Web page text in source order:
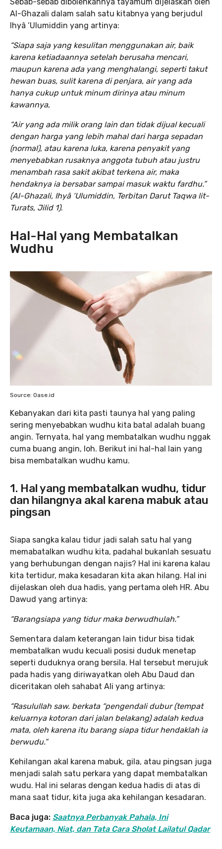
Al-Ghazali dalam salah satu kitabnya yang berjudul
Ihyâ ‘Ulumiddin yang artinya:
“Siapa saja yang kesulitan menggunakan air, baik
karena ketiadaannya setelah berusaha mencari,
maupun karena ada yang menghalangi, seperti takut
hewan buas, sulit karena di penjara, air yang ada
hanya cukup untuk minum dirinya atau minum
kawannya,
“Air yang ada milik orang lain dan tidak dijual kecuali
dengan harga yang lebih mahal dari harga sepadan
(normal), atau karena luka, karena penyakit yang
menyebabkan rusaknya anggota tubuh atau justru
menambah rasa sakit akibat terkena air, maka
hendaknya ia bersabar sampai masuk waktu fardhu.”
(Al-Ghazali, Ihyâ ‘Ulumiddin, Terbitan Darut Taqwa lit-
Turats, Jilid 1).
Hal-Hal yang Membatalkan
Wudhu
Source: Oase.id
Kebanyakan dari kita pasti taunya hal yang paling
sering menyebabkan wudhu kita batal adalah buang
angin. Ternyata, hal yang membatalkan wudhu nggak
cuma buang angin, loh. Berikut ini hal-hal lain yang
bisa membatalkan wudhu kamu.
1. Hal yang membatalkan wudhu, tidur
dan hilangnya akal karena mabuk atau
pingsan
Siapa sangka kalau tidur jadi salah satu hal yang
memabatalkan wudhu kita, padahal bukanlah sesuatu
yang berhubungan dengan najis? Hal ini karena kalau
kita tertidur, maka kesadaran kita akan hilang. Hal ini
dijelaskan oleh dua hadis, yang pertama oleh HR. Abu
Dawud yang artinya:
“Barangsiapa yang tidur maka berwudhulah.”
Sementara dalam keterangan lain tidur bisa tidak
membatalkan wudu kecuali posisi duduk menetap
seperti duduknya orang bersila. Hal tersebut merujuk
pada hadis yang diriwayatkan oleh Abu Daud dan
diceritakan oleh sahabat Ali yang artinya:
“Rasulullah saw. berkata “pengendali dubur (tempat
keluarnya kotoran dari jalan belakang) adalah kedua
mata, oleh karena itu barang siapa tidur hendaklah ia
berwudu.”
Kehilangan akal karena mabuk, gila, atau pingsan juga
menjadi salah satu perkara yang dapat membatalkan
wudu. Hal ini selaras dengan kedua hadis di atas di
mana saat tidur, kita juga aka kehilangan kesadaran.
Baca juga: Saatnya Perbanyak Pahala, Ini
Keutamaan, Niat, dan Tata Cara Sholat Lailatul Qadar